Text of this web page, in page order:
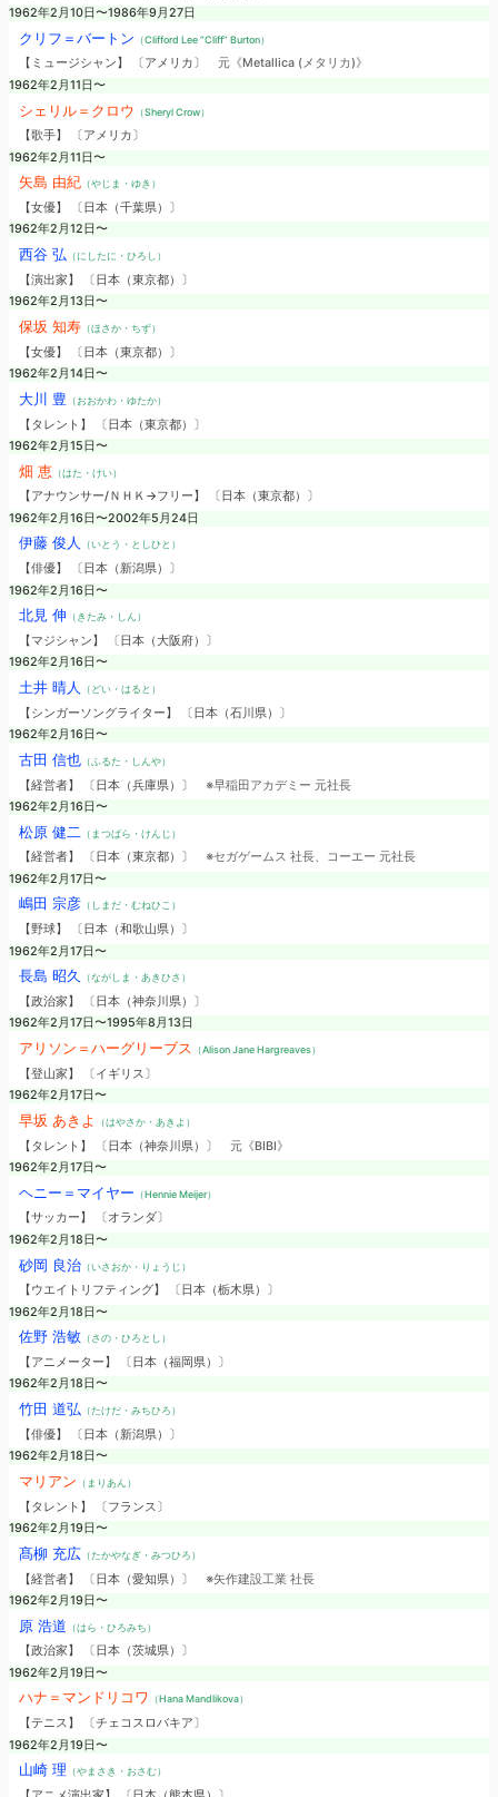
1962年2月10日〜1986年9月27日
クリフ＝バートン （Clifford Lee “Cliff” Burton）
【ミュージシャン】 〔アメリカ〕 元《Metallica (メタリカ)》
1962年2月11日〜
シェリル＝クロウ （Sheryl Crow）
【歌手】 〔アメリカ〕
1962年2月11日〜
矢島 由紀（やじま・ゆき）
【女優】 〔日本（千葉県）〕
1962年2月12日〜
西谷 弘 （にしたに・ひろし）
【演出家】 〔日本（東京都）〕
1962年2月13日〜
保坂 知寿（ほさか・ちず）
【女優】 〔日本（東京都）〕
1962年2月14日〜
大川 豊 （おおかわ・ゆたか）
【タレント】 〔日本（東京都）〕
1962年2月15日〜
畑 恵 （はた・けい）
【アナウンサー/ＮＨＫ→フリー】 〔日本（東京都）〕
1962年2月16日〜2002年5月24日
伊藤 俊人 （いとう・としひと）
【俳優】 〔日本（新潟県）〕
1962年2月16日〜
北見 伸 （きたみ・しん）
【マジシャン】 〔日本（大阪府）〕
1962年2月16日〜
土井 晴人 （どい・はると）
【シンガーソングライター】 〔日本（石川県）〕
1962年2月16日〜
古田 信也（ふるた・しんや）
【経営者】 〔日本（兵庫県）〕 ※早稲田アカデミー 元社長
1962年2月16日〜
松原 健二 （まつばら・けんじ）
【経営者】 〔日本（東京都）〕 ※セガゲームス 社長、コーエー 元社長
1962年2月17日〜
嶋田 宗彦（しまだ・むねひこ）
【野球】 〔日本（和歌山県）〕
1962年2月17日〜
長島 昭久 （ながしま・あきひさ）
【政治家】 〔日本（神奈川県）〕
1962年2月17日〜1995年8月13日
アリソン＝ハーグリーブス （Alison Jane Hargreaves）
【登山家】 〔イギリス〕
1962年2月17日〜
早坂 あきよ （はやさか・あきよ）
【タレント】 〔日本（神奈川県）〕 元《BIBI》
1962年2月17日〜
ヘニー＝マイヤー （Hennie Meijer）
【サッカー】 〔オランダ〕
1962年2月18日〜
砂岡 良治（いさおか・りょうじ）
【ウエイトリフティング】 〔日本（栃木県）〕
1962年2月18日〜
佐野 浩敏（さの・ひろとし）
【アニメーター】 〔日本（福岡県）〕
1962年2月18日〜
竹田 道弘 （たけだ・みちひろ）
【俳優】 〔日本（新潟県）〕
1962年2月18日〜
マリアン （まりあん）
【タレント】 〔フランス〕
1962年2月19日〜
髙柳 充広 （たかやなぎ・みつひろ）
【経営者】 〔日本（愛知県）〕 ※矢作建設工業 社長
1962年2月19日〜
原 浩道 （はら・ひろみち）
【政治家】 〔日本（茨城県）〕
1962年2月19日〜
ハナ＝マンドリコワ （Hana Mandlikova）
【テニス】 〔チェコスロバキア〕
1962年2月19日〜
山崎 理 （やまさき・おさむ）